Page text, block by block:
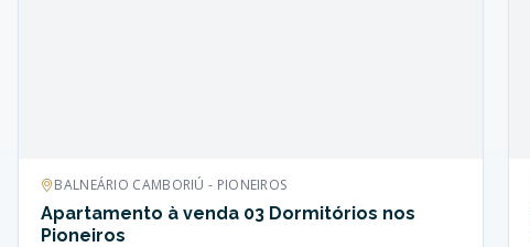
BALNEÁRIO CAMBORIÚ - PIONEIROS
Apartamento à venda 03 Dormitórios nos
Pioneiros